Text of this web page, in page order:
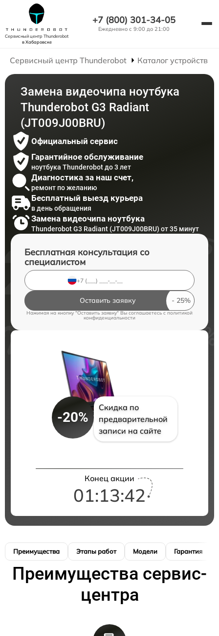
Сервисный центр Thunderobot
в Хабаровске
+7 (800) 301-34-05
Ежедневно с 9:00 до 21:00
Сервисный центр Thunderobot Каталог устройств
Замена видеочипа ноутбука
Thunderobot G3 Radiant
(JT009J00BRU)
Официальный сервис
Гарантийное обслуживание
ноутбука Thunderobot до 3 лет
Диагностика за наш счет,
ремонт по желанию
Бесплатный выезд курьера
в день обращения
Замена видеочипа ноутбука
Thunderobot G3 Radiant (JT009J00BRU) от 35 минут
Бесплатная консультация со
специалистом
Оставить заявку
Нажимая на кнопку "Оставить заявку" Вы соглашаетесь cполитикой
конфиденциальности
-20%
Скидка по
предварительной
записи на сайте
Конец акции
01:13:41
Преимущества Этапы работ Модели Гарантия
Преимущества сервис-
центра